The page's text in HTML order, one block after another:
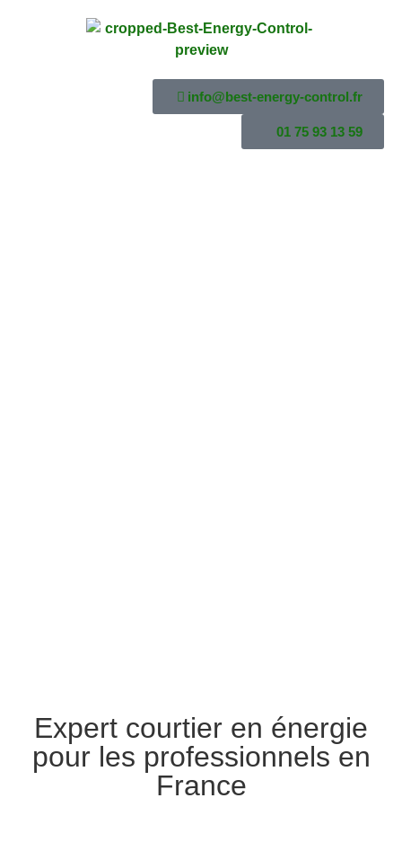
info@best-energy-control.fr
01 75 93 13 59
Expert courtier en énergie
pour les professionnels en
France